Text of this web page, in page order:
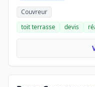
Couvreur
toit terrasse
devis